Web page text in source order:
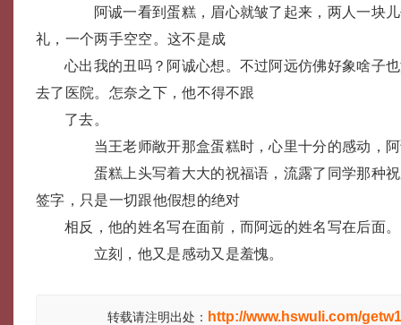
阿诚一看到蛋糕，眉心就皱了起来，两人一块儿
礼，一个两手空空。这不是成
心出我的丑吗？阿诚心想。不过阿远仿佛好象啥子
去了医院。怎奈之下，他不得不跟
了去。
当王老师敞开那盒蛋糕时，心里十分的感动，阿
蛋糕上头写着大大的祝福语，流露了同学那种祝
签字，只是一切跟他假想的绝对
相反，他的姓名写在面前，而阿远的姓名写在后面。
立刻，他又是感动又是羞愧。
转载请注明出处： http://www.hswuli.com/